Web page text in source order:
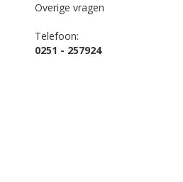
Overige vragen
Telefoon:
0251 - 257924